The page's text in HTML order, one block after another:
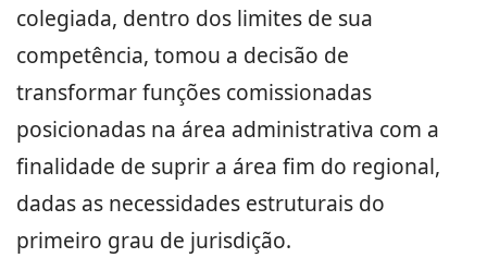
colegiada, dentro dos limites de sua
competência, tomou a decisão de
transformar funções comissionadas
posicionadas na área administrativa com a
finalidade de suprir a área fim do regional,
dadas as necessidades estruturais do
primeiro grau de jurisdição.